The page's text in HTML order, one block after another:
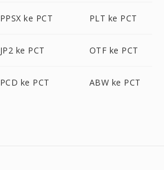
PPSX ke PCT PLT ke PCT
JP2 ke PCT OTF ke PCT
PCD ke PCT ABW ke PCT